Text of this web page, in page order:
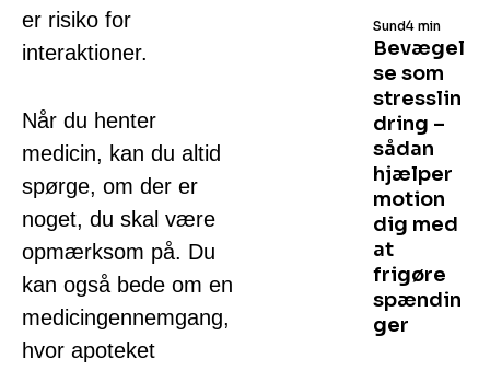
er risiko for
interaktioner.
Når du henter
medicin, kan du altid
spørge, om der er
noget, du skal være
opmærksom på. Du
kan også bede om en
medicingennemgang,
hvor apoteket
Bevægel
se som
stresslin
dring –
sådan
hjælper
motion
dig med
at
frigøre
spændin
ger
Sund4 min